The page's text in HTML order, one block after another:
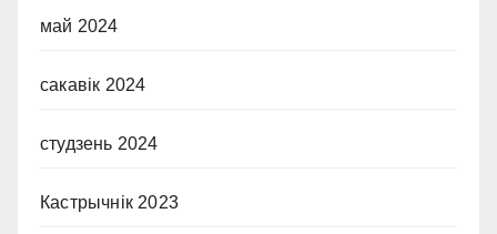
май 2024
сакавік 2024
студзень 2024
Кастрычнік 2023